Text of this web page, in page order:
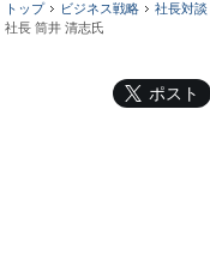
トップ ビジネス戦略 社長対談
社長 筒井 清志氏
ポスト